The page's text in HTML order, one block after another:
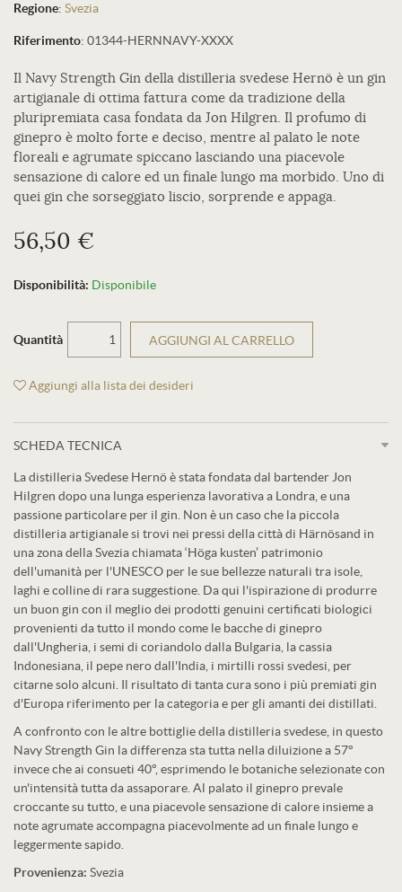
Regione: Svezia
Riferimento: 01344-HERNNAVY-XXXX
Il Navy Strength Gin della distilleria svedese Hernö è un gin
artigianale di ottima fattura come da tradizione della
pluripremiata casa fondata da Jon Hilgren. Il profumo di
ginepro è molto forte e deciso, mentre al palato le note
floreali e agrumate spiccano lasciando una piacevole
sensazione di calore ed un finale lungo ma morbido. Uno di
quei gin che sorseggiato liscio, sorprende e appaga.
56,50 €
Disponibilità: Disponibile
Quantità AGGIUNGI AL CARRELLO
Aggiungi alla lista dei desideri
SCHEDA TECNICA
La distilleria Svedese Hernö è stata fondata dal bartender Jon
Hilgren dopo una lunga esperienza lavorativa a Londra, e una
passione particolare per il gin. Non è un caso che la piccola
distilleria artigianale si trovi nei pressi della città di Härnösand in
una zona della Svezia chiamata ‘Höga kusten’ patrimonio
dell'umanità per l'UNESCO per le sue bellezze naturali tra isole,
laghi e colline di rara suggestione. Da qui l'ispirazione di produrre
un buon gin con il meglio dei prodotti genuini certificati biologici
provenienti da tutto il mondo come le bacche di ginepro
dall'Ungheria, i semi di coriandolo dalla Bulgaria, la cassia
Indonesiana, il pepe nero dall'India, i mirtilli rossi svedesi, per
citarne solo alcuni. Il risultato di tanta cura sono i più premiati gin
d'Europa riferimento per la categoria e per gli amanti dei distillati.
A confronto con le altre bottiglie della distilleria svedese, in questo
Navy Strength Gin la differenza sta tutta nella diluizione a 57°
invece che ai consueti 40°, esprimendo le botaniche selezionate con
un'intensità tutta da assaporare. Al palato il ginepro prevale
croccante su tutto, e una piacevole sensazione di calore insieme a
note agrumate accompagna piacevolmente ad un finale lungo e
leggermente sapido.
Provenienza: Svezia